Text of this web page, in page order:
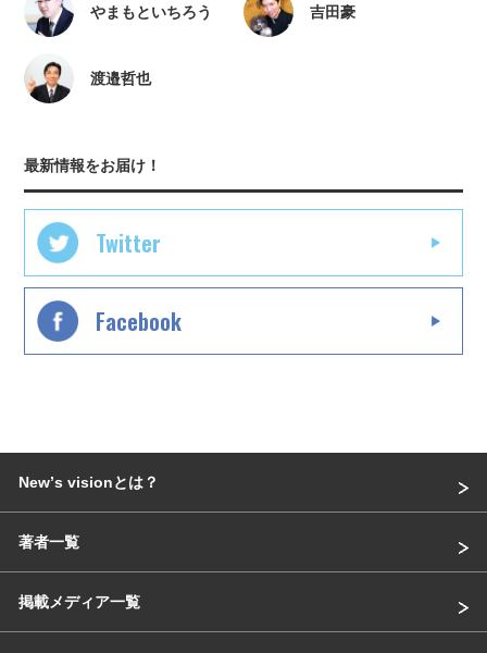
やまもといちろう 吉田豪
渡邉哲也
最新情報をお届け！
Twitter
Facebook
Newʼs visionとは？
著者一覧
掲載メディア一覧